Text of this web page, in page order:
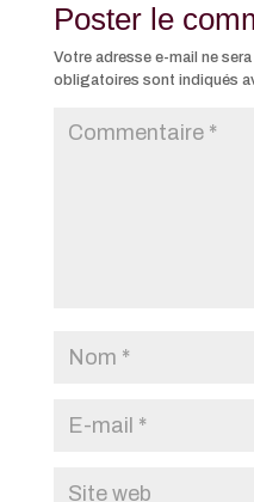
Poster le
Votre adresse e-mail ne
obligatoires sont indiqués